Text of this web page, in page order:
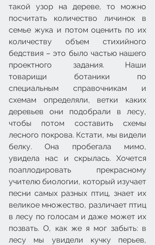
такой узор на дереве, то можно
посчитать количество личинок в
семье жука и потом оценить по их
количеству объем стихийного
бедствия – это было частью нашего
проектного задания. Наши
товарищи ботаники по
специальным справочникам и
схемам определяли, ветки каких
деревьев они подобрали в лесу,
чтобы потом составить схемы
лесного покрова. Кстати, мы видели
белку. Она пробегала мимо,
увидела нас и скрылась. Хочется
поаплодировать прекрасному
учителю биологии, который изучает
песни самых разных птиц, знает их
великое множество, различает птиц
в лесу по голосам и даже может их
позвать. О, как же я мог забыть: в
лесу мы увидели кучку перьев,